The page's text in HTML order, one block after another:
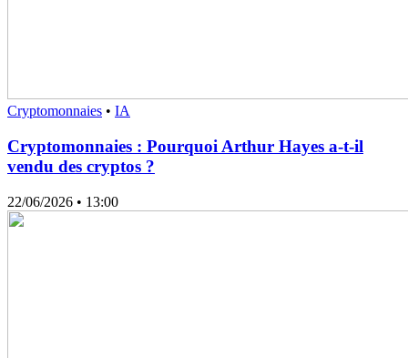
Cryptomonnaies • IA
Cryptomonnaies : Pourquoi Arthur Hayes a-t-il
vendu des cryptos ?
22/06/2026 • 13:00